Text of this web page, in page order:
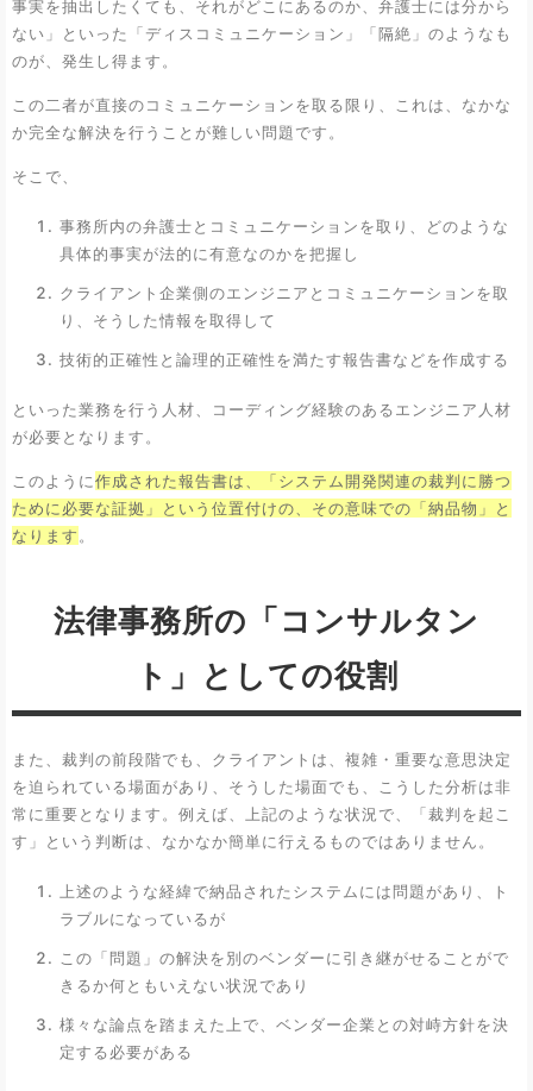
事実を抽出したくても、それがどこにあるのか、弁護士には分から
ない」といった「ディスコミュニケーション」「隔絶」のようなも
のが、発生し得ます。
この二者が直接のコミュニケーションを取る限り、これは、なかな
か完全な解決を行うことが難しい問題です。
そこで、
事務所内の弁護士とコミュニケーションを取り、どのような
具体的事実が法的に有意なのかを把握し
クライアント企業側のエンジニアとコミュニケーションを取
り、そうした情報を取得して
技術的正確性と論理的正確性を満たす報告書などを作成する
といった業務を行う人材、コーディング経験のあるエンジニア人材
が必要となります。
このように作成された報告書は、「システム開発関連の裁判に勝つ
ために必要な証拠」という位置付けの、その意味での「納品物」と
なります。
法律事務所の「コンサルタン
ト」としての役割
また、裁判の前段階でも、クライアントは、複雑・重要な意思決定
を迫られている場面があり、そうした場面でも、こうした分析は非
常に重要となります。例えば、上記のような状況で、「裁判を起こ
す」という判断は、なかなか簡単に行えるものではありません。
上述のような経緯で納品されたシステムには問題があり、ト
ラブルになっているが
この「問題」の解決を別のベンダーに引き継がせることがで
きるか何ともいえない状況であり
様々な論点を踏まえた上で、ベンダー企業との対峙方針を決
定する必要がある